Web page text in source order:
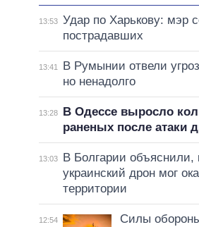
13:53 Удар по Харькову: мэр
пострадавших
13:41
В Румынии отвели
но ненадолго
13:28
В Одессе выросло
раненых после атаки
13:03
В Болгарии объяснили,
украинский дрон мог
территории
12:54
Силы